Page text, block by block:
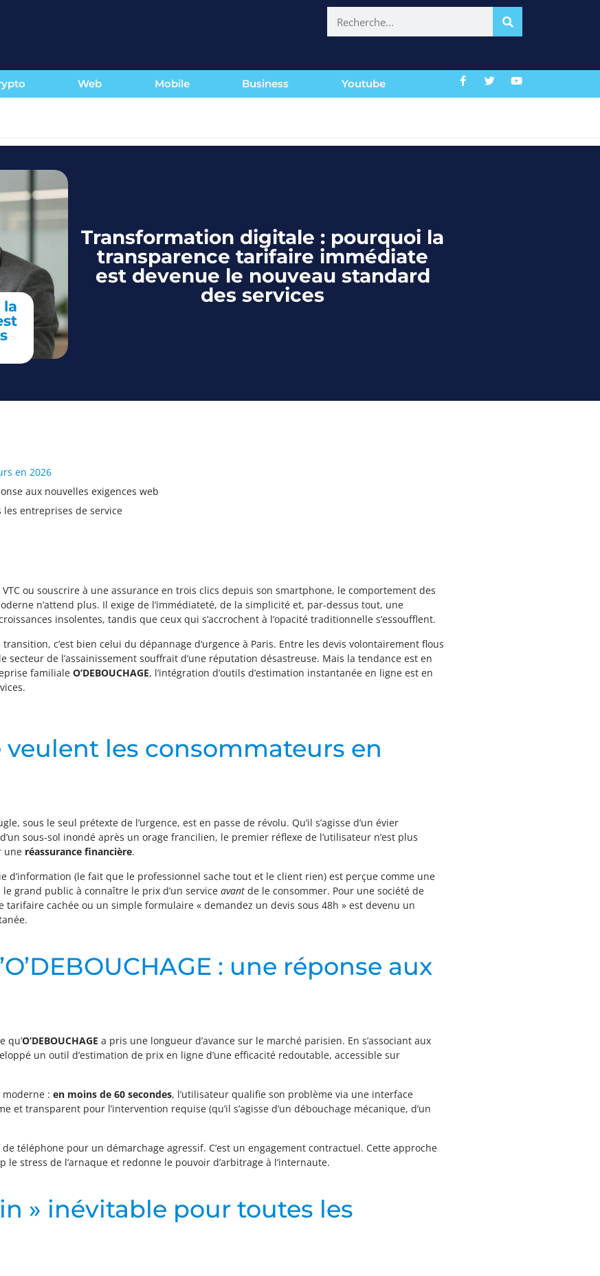
Web Mobile Business Youtube
la
Transformation digitale : pourquoi la
transparence tarifaire immédiate
est devenue le nouveau standard
des services
en 2026
aux nouvelles exigences web
entreprises de service
ou souscrire à une assurance en trois clics depuis son smartphone, le comportement des
n’attend plus. Il exige de l’immédiateté, de la simplicité et, par-dessus tout, une
insolentes, tandis que ceux qui s’accrochent à l’opacité traditionnelle s’essoufflent.
c’est bien celui du dépannage d’urgence à Paris. Entre les devis volontairement flous
de l’assainissement souffrait d’une réputation désastreuse. Mais la tendance est en
familiale O’DEBOUCHAGE, l’intégration d’outils d’estimation instantanée en ligne est en
veulent les consommateurs en
sous le seul prétexte de l’urgence, est en passe de révolu. Qu’il s’agisse d’un évier
sous-sol inondé après un orage francilien, le premier réflexe de l’utilisateur n’est plus
une réassurance financière.
d’information (le fait que le professionnel sache tout et le client rien) est perçue comme une
grand public à connaître le prix d’un service avant de le consommer. Pour une société de
cachée ou un simple formulaire « demandez un devis sous 48h » est devenu un
: une réponse aux
qu’O’DEBOUCHAGE a pris une longueur d’avance sur le marché parisien. En s’associant aux
un outil d’estimation de prix en ligne d’une efficacité redoutable, accessible sur
moderne : en moins de 60 secondes, l’utilisateur qualifie son problème via une interface
transparent pour l’intervention requise (qu’il s’agisse d’un débouchage mécanique, d’un
téléphone pour un démarchage agressif. C’est un engagement contractuel. Cette approche
stress de l’arnaque et redonne le pouvoir d’arbitrage à l’internaute.
» inévitable pour toutes les